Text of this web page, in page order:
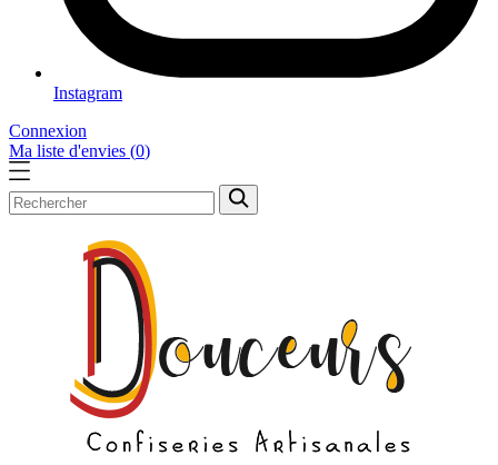
Instagram
Connexion
Ma liste d'envies (0)